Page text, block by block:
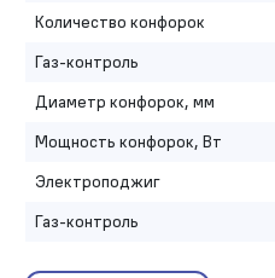
Количество конфорок
Газ-контроль
Диаметр конфорок, мм
Мощность конфорок, Вт
Электроподжиг
Газ-контроль